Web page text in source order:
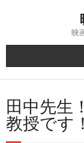
映
田中先生
教授です！